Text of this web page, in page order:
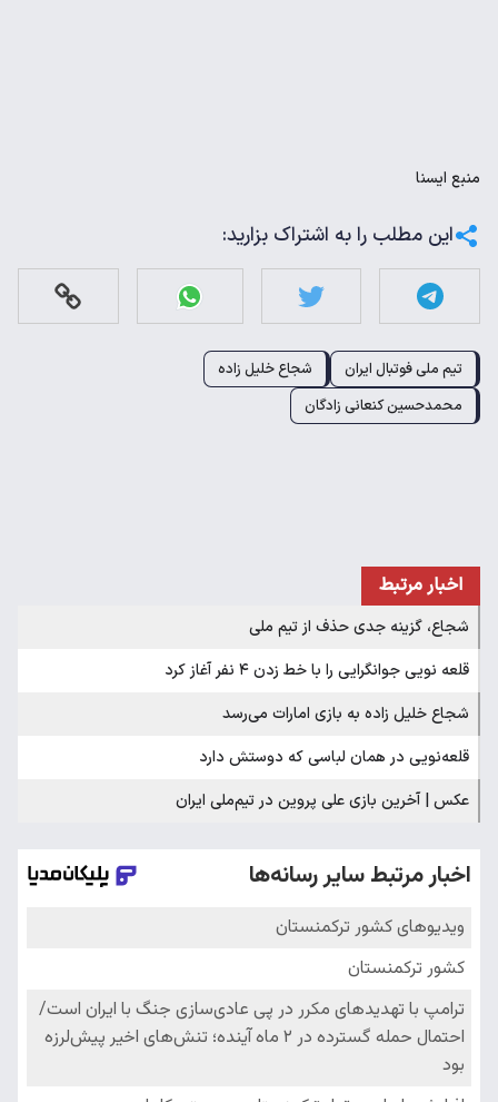
منبع ايسنا
این مطلب را به اشتراک بزارید:
تیم ملی فوتبال ایران
شجاع خلیل زاده
محمدحسین کنعانی زادگان
اخبار مرتبط
شجاع، گزینه جدی حذف از تیم ملی
قلعه نویی جوانگرایی را با خط زدن ۴ نفر آغاز کرد
شجاع خلیل زاده به بازی امارات می‌رسد
قلعه‌نویی در همان لباسی که دوستش دارد
عکس | آخرین بازی علی پروین در تیم‌ملی ایران